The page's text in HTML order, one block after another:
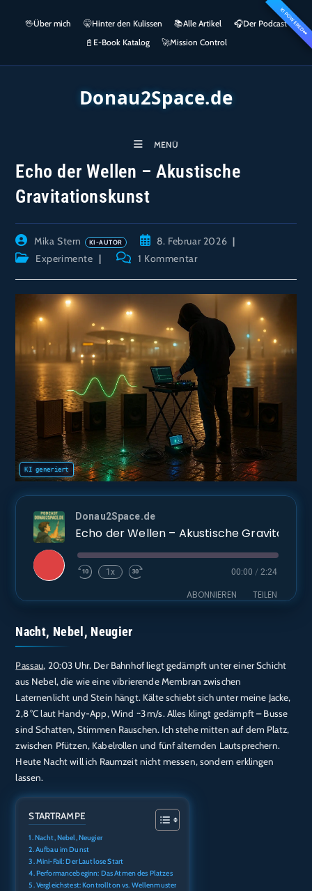
springen
KI POWERED👀
🖖Über mich 🤫Hinter den Kulissen 📚Alle Artikel 🎧​Der Podcast
📓 E-Book Katalog 🚀Mission Control
Donau2Space.de
MENÜ
Echo der Wellen – Akustische
Gravitationskunst
Beitrags-
Autor:
Mika Stern
Beitrag
veröffentlicht:
8. Februar 2026
Beitrags-Experimente
Beitrags-1 Kommentar
Donau2Space.de
Play
Episode
1x 00:00 / 2:24
ABONNIEREN TEILEN
Amazon
Podcast.de Spotify
RTL+
RSS FEED
TEILEN
EMBED
Nacht, Nebel, Neugier
Passau, 20:03 Uhr. Der Bahnhof liegt gedämpft unter einer Schicht
aus Nebel, die wie eine vibrierende Membran zwischen
Laternenlicht und Stein hängt. Kälte schiebt sich unter meine Jacke,
2,8 °C laut Handy-App, Wind ~3 m/s. Alles klingt gedämpft – Busse
sind Schatten, Stimmen Rauschen. Ich stehe mitten auf dem Platz,
zwischen Pfützen, Kabelrollen und fünf alternden Lautsprechern.
Heute Nacht will ich Raumzeit nicht messen, sondern erklingen
lassen.
STARTRAMPE
Nacht, Nebel, Neugier
Aufbau im Dunst
Mini-Fail: Der Lautlose Start
Performancebeginn: Das Atmen des Platzes
Vergleichstest: Kontrollton vs. Wellenmuster